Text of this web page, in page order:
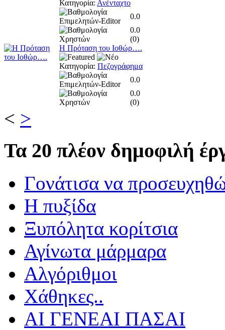
Κατηγορία: Ανένταχτο
0.0
0.0
(0)
Η Πρόταση του Ιοθώρ….
Κατηγορία: Πεζογράφημα
0.0
0.0
(0)
< >
Τα 20 πλέον δημοφιλή
Γονάτισα να
Η πυξίδα
Ξυπόλητα κορίτσια
Αγίνωτα μάρμαρα
Αλγόριθμοι
Χάθηκες..
ΑΙ ΓΕΝΕΑΙ ΠΑΣΑΙ